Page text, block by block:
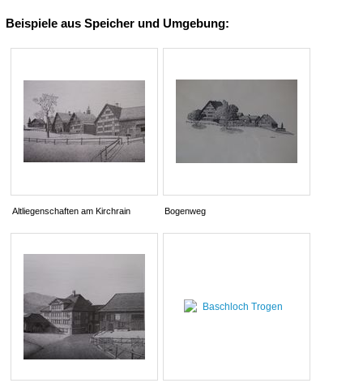
Beispiele aus Speicher und Umgebung:
Altliegenschaften am Kirchrain Bogenweg